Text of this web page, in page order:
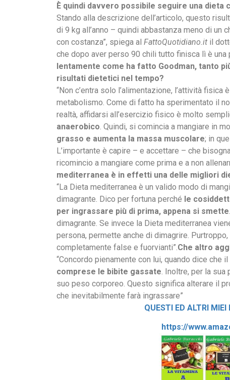
È quindi davvero possibile seguire una
Stando alla descrizione dell’articolo, questo
di 9 kg all’anno – quindi abbastanza meno di un
con costanza”, spiega al FattoQuotidiano.it il
che dopo aver perso 90 chili tutto finisca lì è una
lentamente come ha fatto Goodman, tanto
risultati dietetici nel tempo?
“Non c’entra solo l’alimentazione, l’attività
metabolismo. Come di fatto ha sperimentato il
realtà, affidarsi all’esercizio fisico è molto
anaerobico . Quindi, si comincia a mangiare in
grasso e aumenta la massa muscolare; in
L’importante è capire – e accettare – che
ricomincio a mangiare come prima e a non
mediterranea è in effetti una delle migliori
“La Dieta mediterranea è un valido modo di
dimagrante. Dico per fortuna perché le
per ingrassare più di prima, appena si smette
dimagrante. Se invece la Dieta mediterranea
persona, permette anche di dimagrire.
completamente false e fuorvianti”. Che altro
“Concordo pienamente con lui, quando dice che
comprese le bibite gassate . Inoltre, per la
suo peso corporeo. Questo significa alterare il
che inevitabilmente farà ingrassare”
QUESTI ED ALTRI MIEI
https://